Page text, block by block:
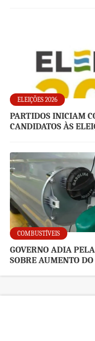
ELEIÇÕES 2026
PARTIDOS INICIAM
CANDIDATOS ÀS
COMBUSTÍVEIS
GOVERNO ADIA
SOBRE AUMENTO